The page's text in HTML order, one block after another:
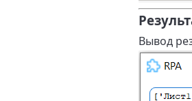
Вывод